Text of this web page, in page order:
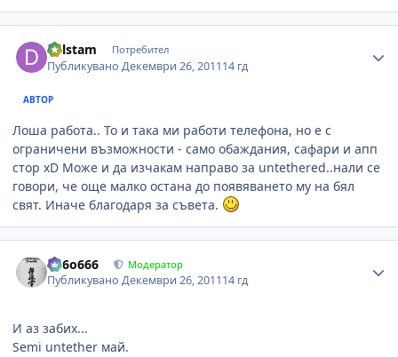
delstam Потребител
ПубликуваноДекември 26, 201114 гд
АВТОР
Лоша работа.. То и така ми работи телефона, но е с
ограничени възможности - само обаждания, сафари и апп
стор xD Може и да изчакам направо за untethered..нали се
говори, че още малко остана до появяването му на бял
свят. Иначе благодаря за съвета.
Pe6o666 Модератор
ПубликуваноДекември 26, 201114 гд
И аз забих...
Semi untether май.